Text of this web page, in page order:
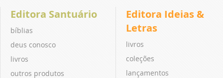
Editora Santuário
bíblias
deus conosco
livros
outros produtos
Editora Ideias &
Letras
livros
coleções
lançamentos